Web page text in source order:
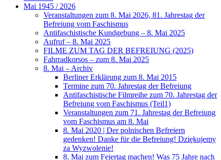
Mai 1945 / 2026
Veranstaltungen zum 8. Mai 2026, 81. Jahrestag der
Befreiung vom Faschismus
Antifaschistische Kundgebung – 8. Mai 2025
Aufruf – 8. Mai 2025
FILME ZUM TAG DER BEFREIUNG (2025)
Fahrradkorsos – zum 8. Mai 2025
8. Mai – Archiv
Berliner Erklärung zum 8. Mai 2015
Termine zum 70. Jahrestag der Befreiung
Antifaschistische Filmreihe zum 70. Jahrestag der
Befreiung vom Faschismus (Teil1)
Veranstaltungen zum 71. Jahrestag der Befreiung
vom Faschismus am 8. Mai
8. Mai 2020 | Der polnischen Befreiern
gedenken! Danke für die Befreiung! Dziękujemy
za Wyzwolenie!
8. Mai zum Feiertag machen! Was 75 Jahre nach